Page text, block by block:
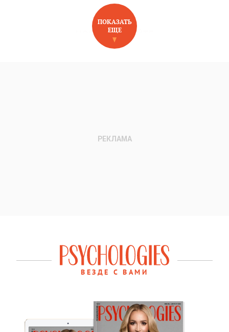
НОВОЕ НА САЙТЕ
ПОКАЗАТЬ
ЕЩЕ
ВЕЗДЕ С ВАМИ